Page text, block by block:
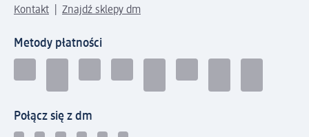
Kontakt
Znajdź sklepy dm
Metody płatności
Połącz się z dm